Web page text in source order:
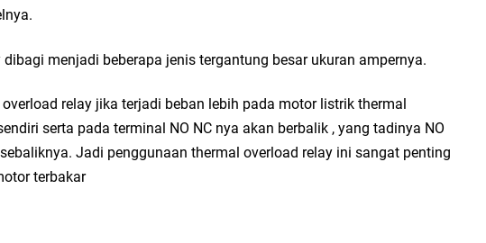
menjadi beberapa jenis tergantung besar ukuran ampernya.
relay jika terjadi beban lebih pada motor listrik thermal
serta pada terminal NO NC nya akan berbalik , yang tadinya NO
Jadi penggunaan thermal overload relay ini sangat penting
terbakar